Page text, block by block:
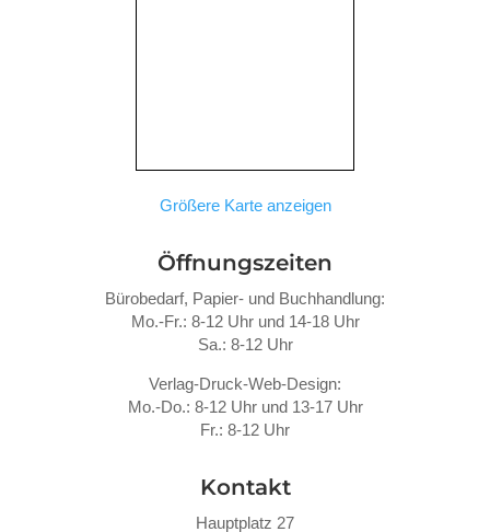
Größere Karte anzeigen
Öffnungszeiten
Bürobedarf, Papier- und Buchhandlung:
Mo.-Fr.: 8-12 Uhr und 14-18 Uhr
Sa.: 8-12 Uhr
Verlag-Druck-Web-Design:
Mo.-Do.: 8-12 Uhr und 13-17 Uhr
Fr.: 8-12 Uhr
Kontakt
Hauptplatz 27